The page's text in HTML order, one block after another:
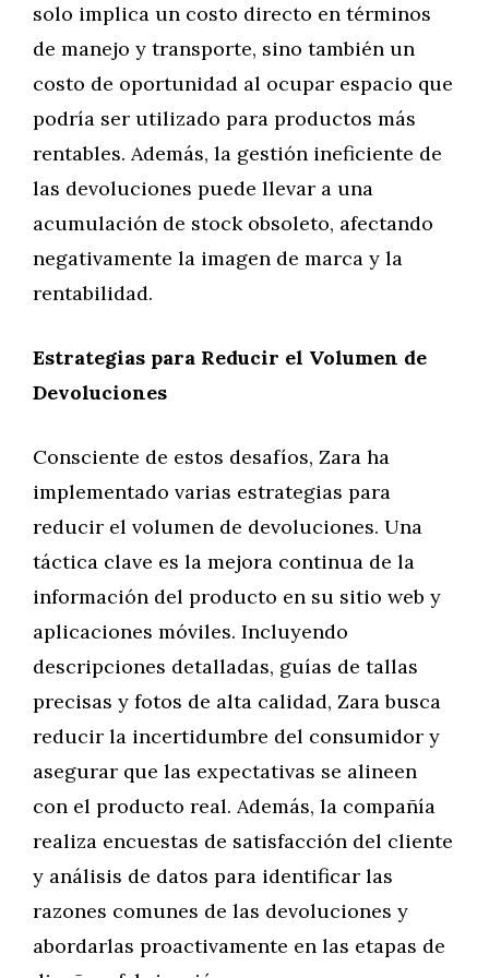
solo implica un costo directo en términos
de manejo y transporte, sino también un
costo de oportunidad al ocupar espacio que
podría ser utilizado para productos más
rentables. Además, la gestión ineficiente de
las devoluciones puede llevar a una
acumulación de stock obsoleto, afectando
negativamente la imagen de marca y la
rentabilidad.
Estrategias para Reducir el Volumen de
Devoluciones
Consciente de estos desafíos, Zara ha
implementado varias estrategias para
reducir el volumen de devoluciones. Una
táctica clave es la mejora continua de la
información del producto en su sitio web y
aplicaciones móviles. Incluyendo
descripciones detalladas, guías de tallas
precisas y fotos de alta calidad, Zara busca
reducir la incertidumbre del consumidor y
asegurar que las expectativas se alineen
con el producto real. Además, la compañía
realiza encuestas de satisfacción del cliente
y análisis de datos para identificar las
razones comunes de las devoluciones y
abordarlas proactivamente en las etapas de